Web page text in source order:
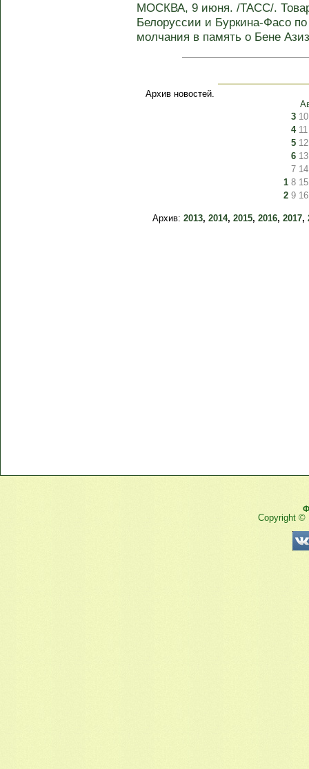
МОСКВА, 9 июня. /ТАСС/.
Белоруссии и Буркина-Фасо
молчания в память о Бене
Архив новостей.
3 10
4 11
5 12
6 13
7 14
1 8 15
2 9 16
Архив:2013,2014,2015,2016,2017,
Copyright ©